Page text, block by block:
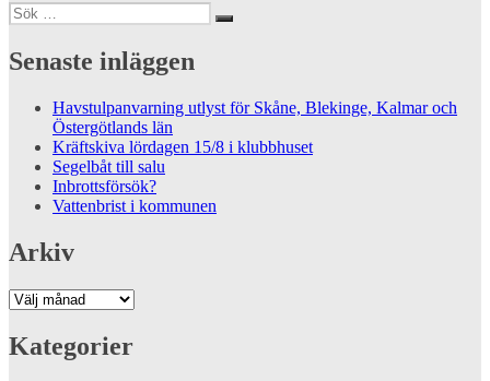
Sök
efter:
Sök
Senaste inläggen
Havstulpanvarning utlyst för Skåne, Blekinge, Kalmar och
Östergötlands län
Kräftskiva lördagen 15/8 i klubbhuset
Segelbåt till salu
Inbrottsförsök?
Vattenbrist i kommunen
Arkiv
Arkiv
Kategorier